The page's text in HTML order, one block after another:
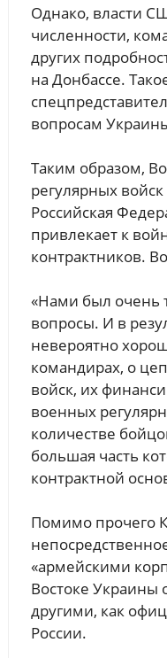
Однако, власти
численности,
других
на Донбассе.
вопросам
Таким образом,
регулярных войск
Российская
привлекает к
контрактников.
«Нами был очень
вопросы. И в
невероятно
командирах, о
войск, их
военных
количестве
большая часть
контрактной
Помимо прочего
«армейскими
Востоке Украины
другими, как
России.